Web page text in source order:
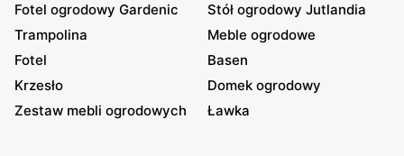
Fotel ogrodowy Gardenic
Stół ogrodowy Jutlandia
Trampolina
Meble ogrodowe
Fotel
Basen
Krzesło
Domek ogrodowy
Zestaw mebli ogrodowych
Ławka